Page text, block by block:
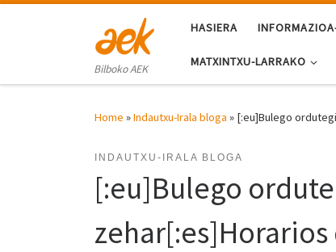
Bilboko AEK
HASIERA
MATXINTXU-LARRAKO
Home »Indautxu-Irala bloga » [:eu]Bulego
INDAUTXU-IRALA BLOGA
[:eu]Bulego